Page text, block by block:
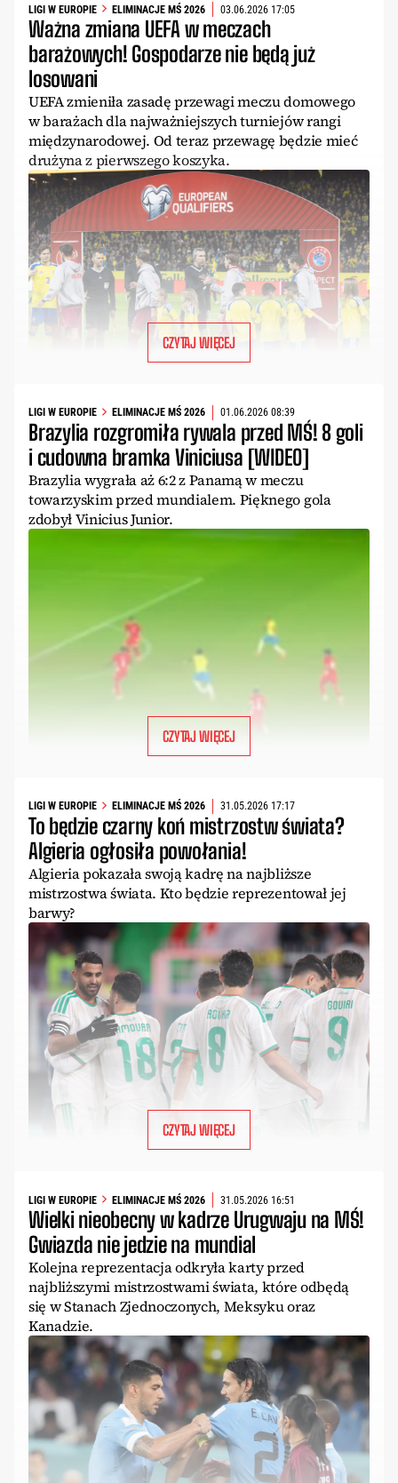
LIGI W EUROPIE ELIMINACJE MŚ 2026 03.06.2026 17:05
Ważna zmiana UEFA w meczach
barażowych! Gospodarze nie będą już
losowani
UEFA zmieniła zasadę przewagi meczu domowego
w barażach dla najważniejszych turniejów rangi
międzynarodowej. Od teraz przewagę będzie mieć
drużyna z pierwszego koszyka.
CZYTAJ WIĘCEJ
LIGI W EUROPIE ELIMINACJE MŚ 2026 01.06.2026 08:39
Brazylia rozgromiła rywala przed MŚ! 8 goli
i cudowna bramka Viniciusa [WIDEO]
Brazylia wygrała aż 6:2 z Panamą w meczu
towarzyskim przed mundialem. Pięknego gola
zdobył Vinicius Junior.
CZYTAJ WIĘCEJ
LIGI W EUROPIE ELIMINACJE MŚ 2026 31.05.2026 17:17
To będzie czarny koń mistrzostw świata?
Algieria ogłosiła powołania!
Algieria pokazała swoją kadrę na najbliższe
mistrzostwa świata. Kto będzie reprezentował jej
barwy?
CZYTAJ WIĘCEJ
LIGI W EUROPIE ELIMINACJE MŚ 2026 31.05.2026 16:51
Wielki nieobecny w kadrze Urugwaju na MŚ!
Gwiazda nie jedzie na mundial
Kolejna reprezentacja odkryła karty przed
najbliższymi mistrzostwami świata, które odbędą
się w Stanach Zjednoczonych, Meksyku oraz
Kanadzie.